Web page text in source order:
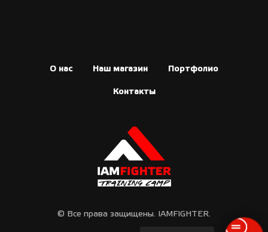
О нас Наш магазин Портфолио
Контакты
© Все права защищены. IAMFIGHTER.